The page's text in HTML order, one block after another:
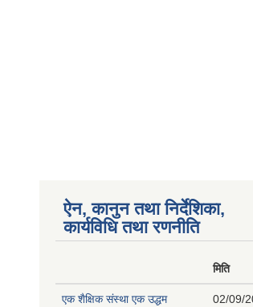
ऐन, कानुन तथा निर्देशिका,
कार्यविधि तथा रणनीति
मिति
एक शैक्षिक संस्था एक उद्धम
02/09/